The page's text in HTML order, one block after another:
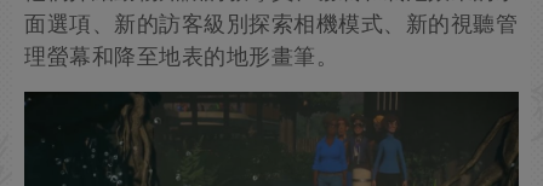
面選項、新的訪客級別探索相機模式、新的視聽管
理螢幕和降至地表的地形畫筆。